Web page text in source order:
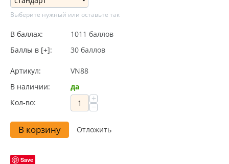
Выберите нужный или оставьте так
В баллах:
1011 баллов
Баллы в [+]:
30 баллов
Артикул:
VN88
В наличии:
да
Кол-во:
+
−
В корзину Отложить
Save